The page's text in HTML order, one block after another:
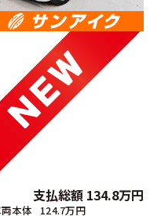
支払総額 134.8万円
本体
124.7万円